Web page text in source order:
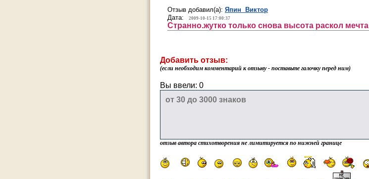
Отзыв добавил(а): Япин Виктор
Дата:
2009-10-15 17:00:37
Странно.жутко только снова высота раскол мечта
Добавить отзыв:
(если необходим комментарий к отзыву - поставьте галочку перед ним)
Вы ввели: 0
отзыв автора стихотворения не лимитируется по нижней границе